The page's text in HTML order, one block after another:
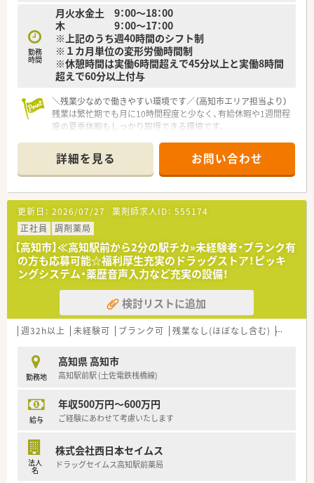
■「くるみんマーク」を取得している法人です。育児・介護休業の
規定の改善など、従業員の方が働きやすい環境を整備されていま
す。高知県ワークライフバランス推進企業にも認定されました。
＜業務内容＞
■処方箋による調剤業務、服薬指導、薬剤情報の提供など
理、委員会活動（薬事、安全管理、感染対策）を行っていただきま
す。
■病棟業務担当と調剤業務担当で多少分けている分もありま
す。
＜研修制度＞
■現場の先輩薬剤師より指導を受けて頂きます。
＜こんな方にもオススメ＞
■調剤経験のある方
■夜遅くまでの勤務が難しい方
■子育て中・介護中の方
勤務
時間
月火水金土 9：00～18：00
木 9：00～17：00
※上記のうち週40時間のシフト制
※１カ月単位の変形労働時間制
※休憩時間は実働6時間超えで45分以上と実働8時間
超えで60分以上付与
＼残業少なめで働きやすい環境です／（高知市エリア担当より）
残業は繁忙期でも月に10時間程度と少なく、有給休暇や1週間程
度の夏季休暇もしっかり取得できる環境です。
【店舗情報と応需状況について】
■桟橋車庫前駅から車で8分ほどの立地にある調剤薬局で、車通
勤も可能なため日々の通勤もスムーズです。
■内科や小児科、皮膚科など幅広い科目の処方箋を1日80から90
枚程度応需し、専門性の高い知識が身につきます。
■近隣の居宅への在宅訪問業務にも対応しており、地域医療に貢
献しながら多職種連携の経験を積むことができます。
【法人特徴について】
■よく働き、よく遊び、よく学ぶことをテーマに掲げ、時代の変
化に合わせた攻めの経営を目指している法人です。
■開業当初から20年以上にわたり在宅医療に取り組んでおり、
これまでに400件以上の実績を誇る地域密着型の企業です。
■年に1回社長が従業員全員と面談を行うなど、現場の意見を大
切に汲み取るボトムアップの社風が根付いています。
【勤務実態について】
■残業時間は繁忙期であっても月に10時間程度と少なく、ワーク
ライフバランスを保ちながら無理なく働けます。
り、退勤後のプライベートな予定も立てやすい環境です。
■産前産後休暇や育児休業、介護休業の取得実績があり、ライフ
【職場環境と雰囲気】
■正社員4名に加えてパートスタッフや事務員が在籍しており、
詳細を見る お問い合わせ
更新日： 2026/07/27 薬剤師求人ID： 555174
正社員
調剤薬局
【高知市】≪高知駅前から2分の駅チカ»未経験者・ブランク有
の方も応募可能☆福利厚生充実のドラッグストア！ピッキ
ングシステム・薬歴音声入力など充実の設備！
検討リストに追加
週32h以上 未経験可 ブランク可 残業なし(ほぼなし含む) 車通勤
勤務地
高知県 高知市
高知駅前駅 (土佐電鉄桟橋線)
給与
年収500万円～600万円
ご経験にあわせて考慮いたします
法人
名
株式会社西日本セイムス
ドラッグセイムス高知駅前薬局